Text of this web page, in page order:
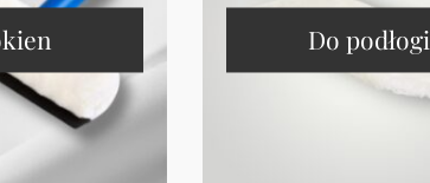
Do podłogi